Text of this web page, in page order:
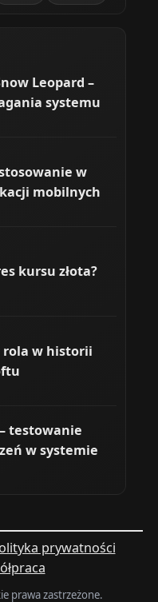
Leopard –
systemu
w
mobilnych
kursu złota?
rola w historii
testowanie
w systemie
prywatności
prawa zastrzeżone.